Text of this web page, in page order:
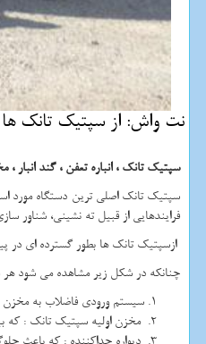
نت واش: از سپتیك تانك
سپتیک تانک ، انباره تعفن ، گند انبار
سپتیک تانک اصلی ترین دستگاه مورد
فرایندهایی از قبیل ته نشینی، شناور
ازسپتیک تانک ها بطور گسترده ای در
چنانکه در شکل زیر مشاهده می شود
سیستم ورودی فاضلاب به مخزن
مخزن اولیه سپتیک تانک : که بیشترین حجم